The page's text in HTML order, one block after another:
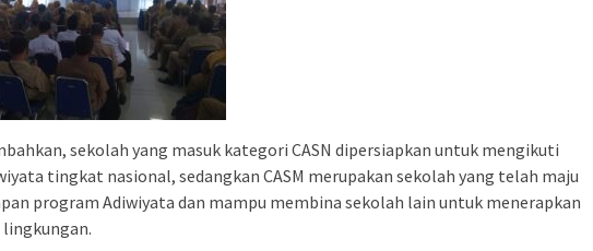
sekolah yang masuk kategori CASN dipersiapkan untuk mengikuti
tingkat nasional, sedangkan CASM merupakan sekolah yang telah maju
program Adiwiyata dan mampu membina sekolah lain untuk menerapkan
lingkungan.